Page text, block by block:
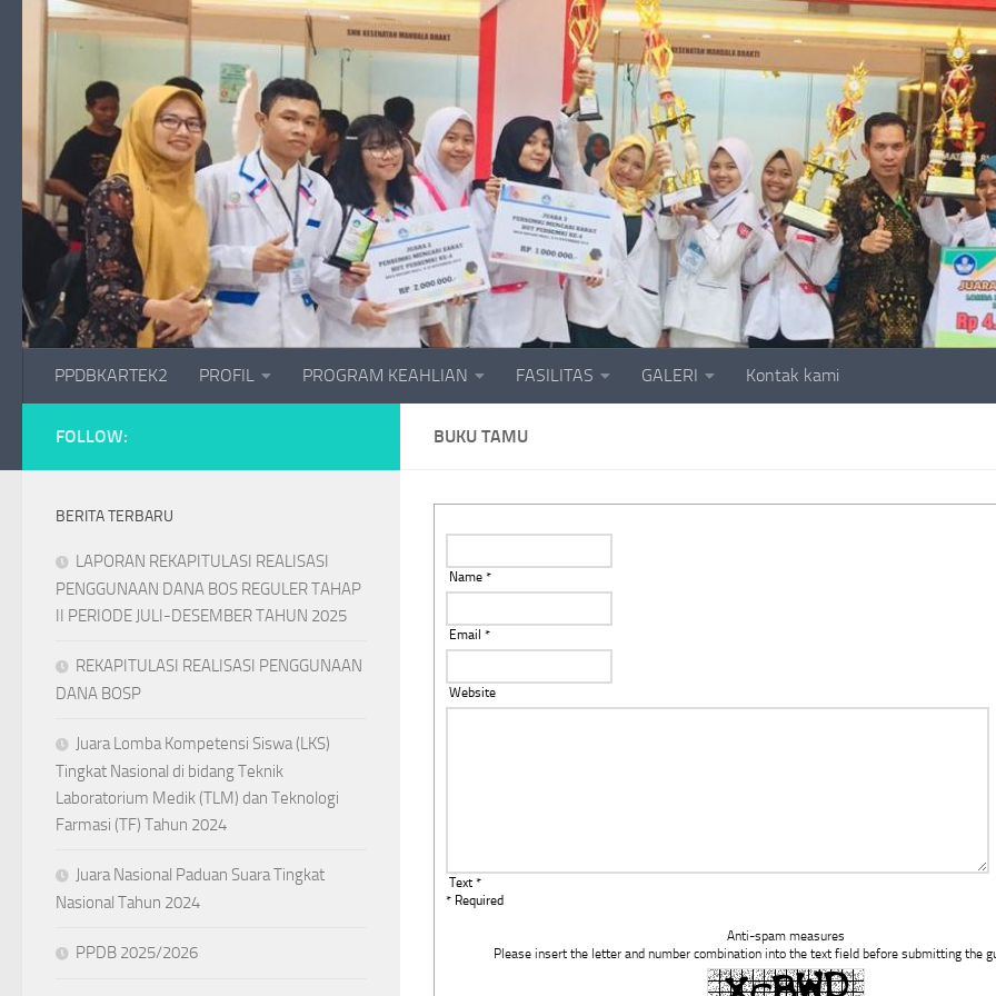
Skip to content
PPDBKARTEK2 PROFIL PROGRAM KEAHLIAN FASILITAS GALERI Kontak kami
BUKU TAMU
Name *
Email *
Website
Text *
* Required
Anti-spam measures
Please insert the letter and number combination into the text field before submitting the
FOLLOW:
BERITA TERBARU
LAPORAN REKAPITULASI REALISASI
PENGGUNAAN DANA BOS REGULER TAHAP
II PERIODE JULI-DESEMBER TAHUN 2025
REKAPITULASI REALISASI PENGGUNAAN
DANA BOSP
Juara Lomba Kompetensi Siswa (LKS)
Tingkat Nasional di bidang Teknik
Laboratorium Medik (TLM) dan Teknologi
Farmasi (TF) Tahun 2024
Juara Nasional Paduan Suara Tingkat
Nasional Tahun 2024
PPDB 2025/2026